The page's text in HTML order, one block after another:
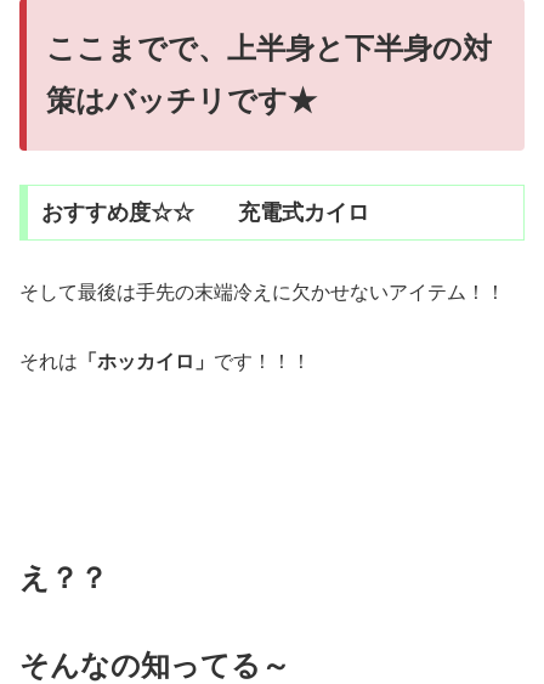
ここまでで、上半身と下半身の対
策はバッチリです★
おすすめ度☆☆ 充電式カイロ
そして最後は手先の末端冷えに欠かせないアイテム！！
それは 「ホッカイロ」 です！！！
え？？
そんなの知ってる～